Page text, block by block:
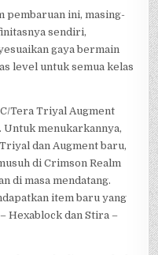
pembaruan ini, masing-
sendiri,
gaya bermain
level untuk semua kelas
Tera Triyal Augment
Untuk menukarkannya,
dan Augment baru,
di Crimson Realm
di masa mendatang.
item baru yang
Hexablock dan Stira –